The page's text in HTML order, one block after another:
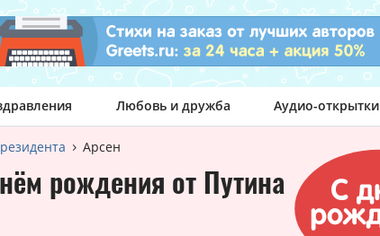
Любовь и дружба Аудио-открытки
Арсен
рождения от Путина